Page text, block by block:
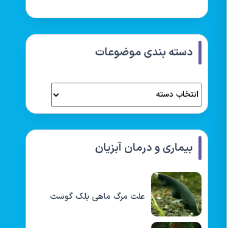
دسته بندی موضوعات
بیماری و درمان آبزیان
علت مرگ ماهی بلک گوست